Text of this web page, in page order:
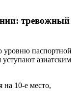
тревожный
уровню паспортной
уступают азиатским
на 10-е место,